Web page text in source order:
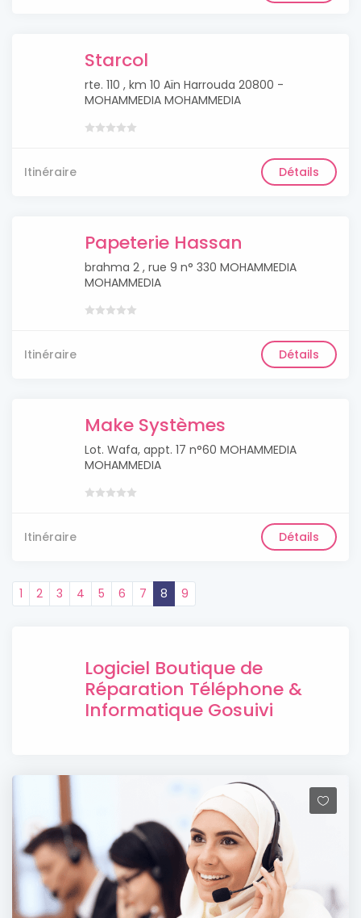
Starcol
rte. 110 , km 10 Aïn Harrouda 20800 -
MOHAMMEDIA MOHAMMEDIA
Itinéraire Détails
Papeterie Hassan
brahma 2 , rue 9 n° 330 MOHAMMEDIA
MOHAMMEDIA
Itinéraire Détails
Make Systèmes
Lot. Wafa, appt. 17 n°60 MOHAMMEDIA
MOHAMMEDIA
Itinéraire Détails
1 2 3 4 5 6 7 8 9
Logiciel Boutique de
Réparation Téléphone &
Informatique Gosuivi